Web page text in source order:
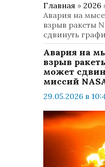
Главная » 2026
Авария на
взрыв ракеты
сдвинуть
Авария на
взрыв
может
миссий
29.05.2026 в